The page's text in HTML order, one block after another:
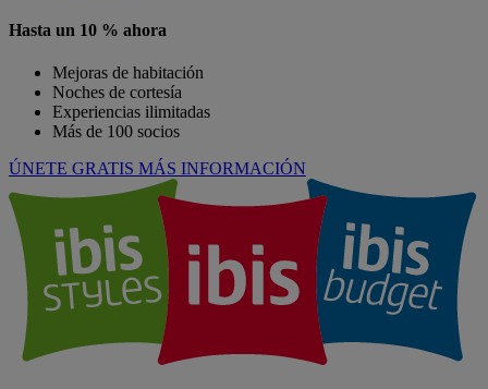
Hasta un 10 % ahora
Mejoras de habitación
Noches de cortesía
Experiencias ilimitadas
Más de 100 socios
ÚNETE GRATIS MÁS INFORMACIÓN